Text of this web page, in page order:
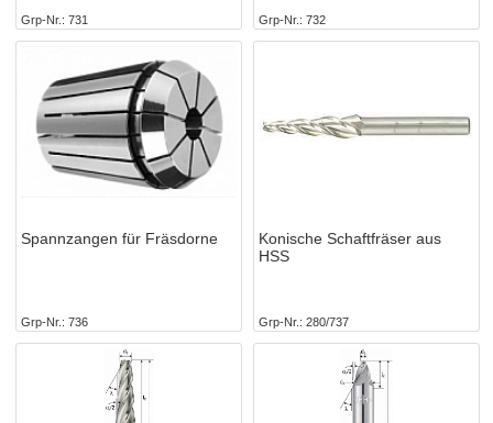
Grp-Nr. 731 Grp-Nr. 732
Spannzangen für Fräsdorne
Grp-Nr. 736
Konische Schaftfräser aus
HSS
Grp-Nr. 280/737